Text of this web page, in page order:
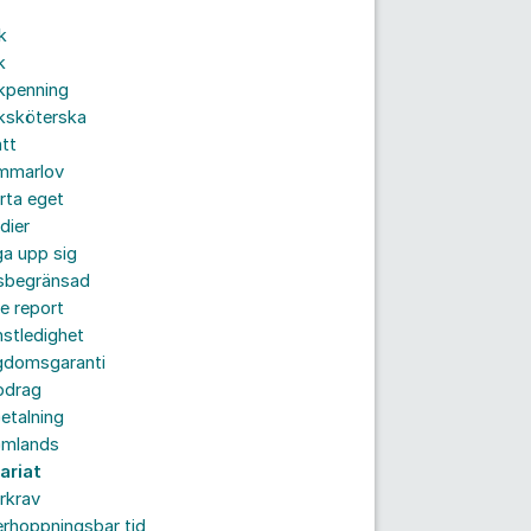
eget
upp sig
report
tid